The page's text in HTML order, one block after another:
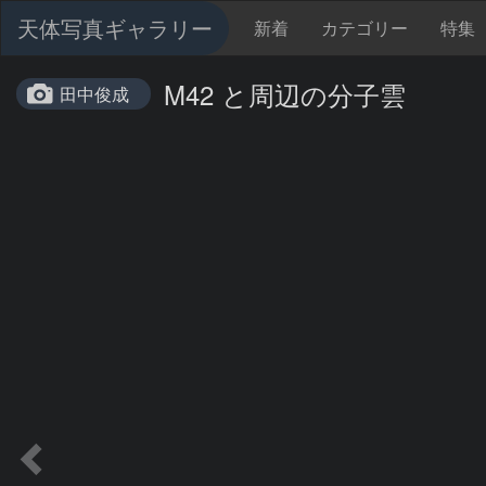
天体写真ギャラリー 新着 カテゴリー 特集
田中俊成 M42 と周辺の分子雲